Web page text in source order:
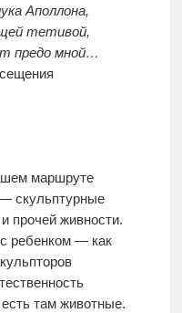
Аполлона,
тетивой,
предо мной…
маршруте
скульптурные
прочей живности.
ребенком — как
там животные.